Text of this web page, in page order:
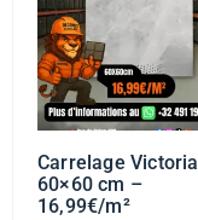
Carrelage Victoria
60×60 cm –
16,99€/m²